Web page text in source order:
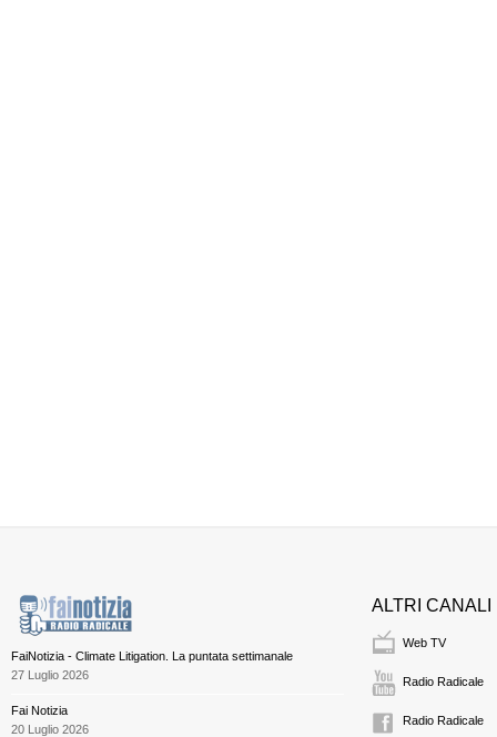
FaiNotizia - Climate Litigation. La puntata settimanale
27 Luglio 2026
Fai Notizia
20 Luglio 2026
ALTRI CANALI
Web TV
Radio Radicale
Radio Radicale